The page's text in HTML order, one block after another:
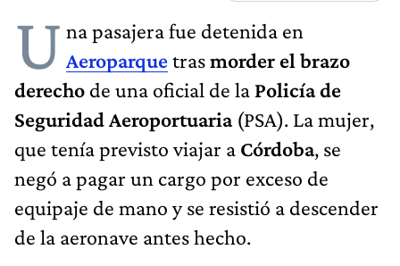
U na pasajera fue detenida en
Aeroparquetrasmorder el brazo
derecho de una oficial de la Policía de
Seguridad Aeroportuaria(PSA). La mujer,
que tenía previsto viajar a Córdoba, se
negó a pagar un cargo por exceso de
equipaje de mano y se resistió a descender
de la aeronave antes hecho.